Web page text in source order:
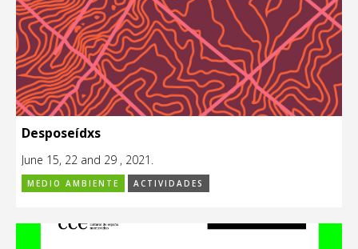
Desposeídxs
June 15, 22 and 29 , 2021.
MEDIO AMBIENTE ACTIVIDADES